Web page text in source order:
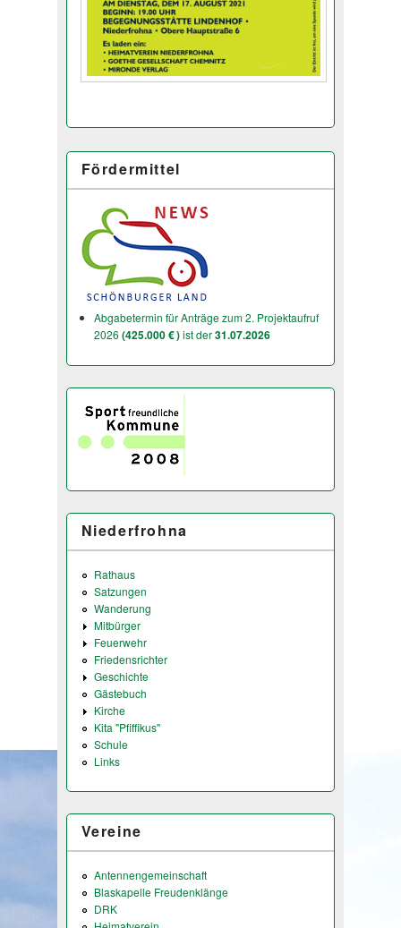
Fördermittel
Abgabetermin für Anträge zum 2. Projektaufruf
2026 (425.000 € )ist der31.07.2026
Niederfrohna
Rathaus
Satzungen
Wanderung
Mitbürger
Feuerwehr
Friedensrichter
Geschichte
Gästebuch
Kirche
Kita "Pfiffikus"
Schule
Links
Vereine
Antennengemeinschaft
Blaskapelle Freudenklänge
DRK